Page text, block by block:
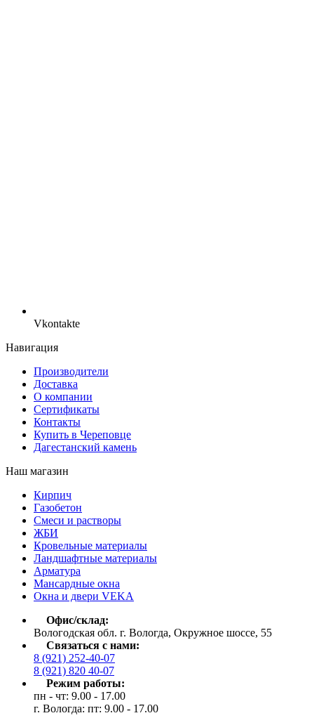
Vkontakte
Навигация
Производители
Доставка
О компании
Сертификаты
Контакты
Купить в Череповце
Дагестанский камень
Наш магазин
Кирпич
Газобетон
Cмеси и растворы
ЖБИ
Кровельные материалы
Ландшафтные материалы
Арматура
Мансардные окна
Окна и двери VEKA
Офис/склад:
Вологодская обл. г. Вологда, Окружное шоссе, 55
Связаться с нами:
8 (921) 252-40-07
8 (921) 820 40-07
Режим работы:
пн - чт: 9.00 - 17.00
г. Вологда: пт: 9.00 - 17.00